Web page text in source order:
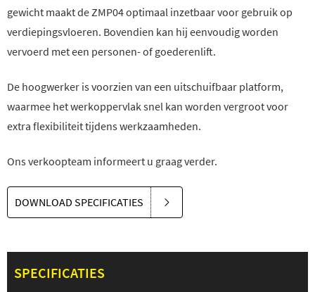
gewicht maakt de ZMP04 optimaal inzetbaar voor gebruik op
verdiepingsvloeren. Bovendien kan hij eenvoudig worden
vervoerd met een personen- of goederenlift.
De hoogwerker is voorzien van een uitschuifbaar platform,
waarmee het werkoppervlak snel kan worden vergroot voor
extra flexibiliteit tijdens werkzaamheden.
Ons verkoopteam informeert u graag verder.
DOWNLOAD SPECIFICATIES
SPECIFICATIES